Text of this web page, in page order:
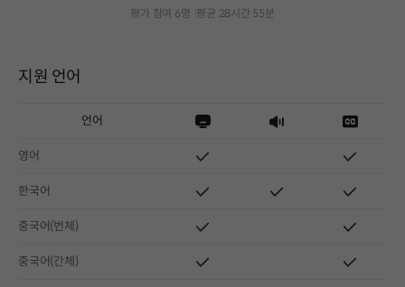
평가 참여 6명 평균 28시간 55분
지원 언어
언어
영어
한국어
중국어(번체)
중국어(간체)